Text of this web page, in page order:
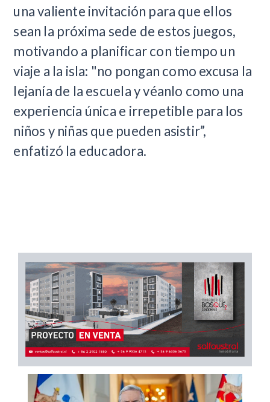
una valiente invitación para que ellos
sean la próxima sede de estos juegos,
motivando a planificar con tiempo un
viaje a la isla: "no pongan como excusa la
lejanía de la escuela y véanlo como una
experiencia única e irrepetible para los
niños y niñas que pueden asistir”,
enfatizó la educadora.